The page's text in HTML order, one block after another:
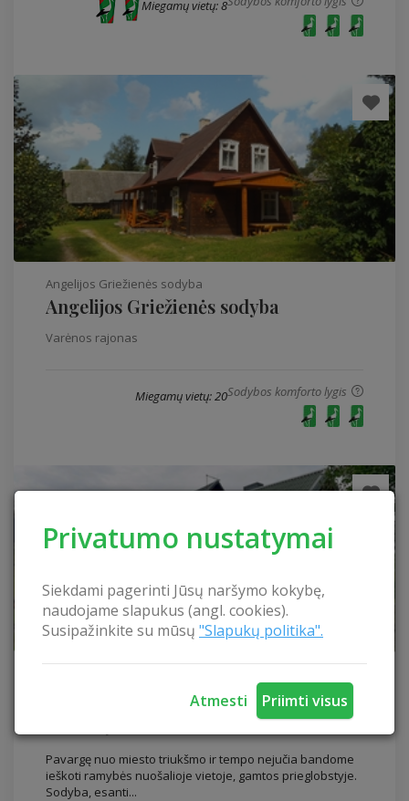
Privatumo nustatymai
Siekdami pagerinti Jūsų naršymo kokybę,
naudojame slapukus (angl. cookies).
Susipažinkite su mūsų "Slapukų politika".
Atmesti Priimti visus
Miegamų vietų: 8
Angelijos Griežienės sodyba
Angelijos Griežienės sodyba
Varėnos rajonas
Sodybos komforto lygis
Miegamų vietų: 20
„Pamerkių“ sodyba
Pavargę nuo miesto triukšmo ir tempo nejučia bandome
ieškoti ramybės nuošalioje vietoje, gamtos prieglobstyje.
Sodyba, esanti...